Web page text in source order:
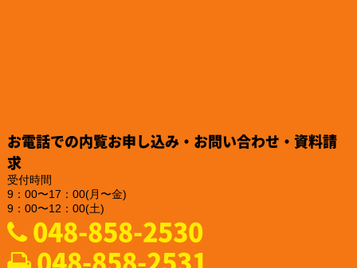
新製品の亀裂深度計『ET-28』の販売を、2025年2月10日に開始
されるそうです。
https://www.ndtadvance.com/info/info-et-28.html
2024.12.25
「株式会社NDTアドヴァンス」様のお知らせ
新製品 非破壊検査用ハンディブラックライト『IDX-550』の販
売を開始されました
https://www.ind-blacklight.jp/product/idx_550/
お電話での内覧お申し込み・お問い合わせ・資料請
求
受付時間
9：00〜17：00(月〜金)
9：00〜12：00(土)
048-858-2530